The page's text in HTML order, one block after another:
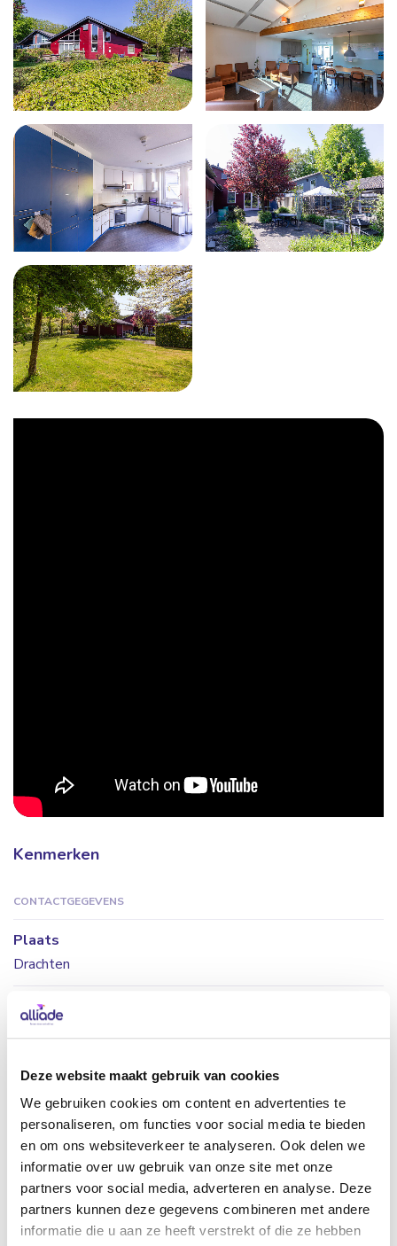
Deze website maakt gebruik van cookies
We gebruiken cookies om content en advertenties te
personaliseren, om functies voor social media te bieden
en om ons websiteverkeer te analyseren. Ook delen we
informatie over uw gebruik van onze site met onze
partners voor social media, adverteren en analyse. Deze
partners kunnen deze gegevens combineren met andere
informatie die u aan ze heeft verstrekt of die ze hebben
Kenmerken
CONTACTGEGEVENS
Plaats
Drachten
E-mailadres
klantadvies@alliade.nl
Telefoon
088 - 244 42 00
Postcode
9204 WD
Adres
De Wouden 5